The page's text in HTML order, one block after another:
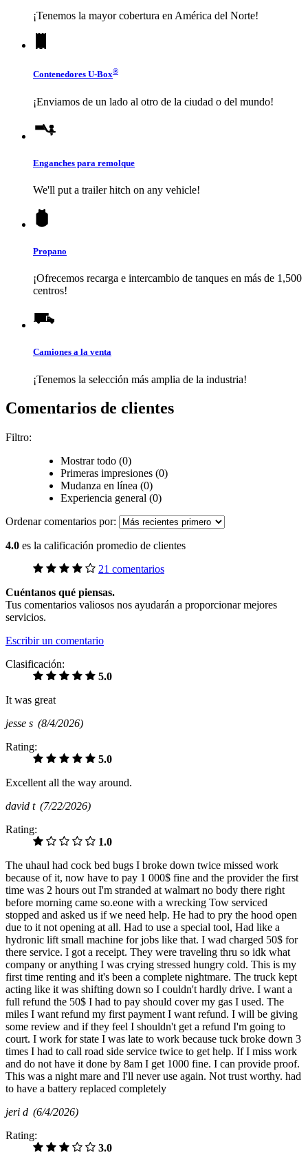
¡Tenemos la mayor cobertura en América del Norte!
Contenedores U-Box®
¡Enviamos de un lado al otro de la ciudad o del mundo!
Enganches para remolque
We'll put a trailer hitch on any vehicle!
Propano
¡Ofrecemos recarga e intercambio de tanques en más de 1,500
centros!
Camiones a la venta
¡Tenemos la selección más amplia de la industria!
Comentarios de clientes
Filtro:
Mostrar todo (0)
Primeras impresiones (0)
Mudanza en línea (0)
Experiencia general (0)
Ordenar comentarios por:
4.0 es la calificación promedio de clientes
21 comentarios
Cuéntanos qué piensas.
Tus comentarios valiosos nos ayudarán a proporcionar mejores
servicios.
Escribir un comentario
Clasificación:
5.0
It was great
jesse s (8/4/2026)
Rating:
5.0
Excellent all the way around.
david t (7/22/2026)
Rating:
1.0
The uhaul had cock bed bugs I broke down twice missed work
because of it, now have to pay 1 000$ fine and the provider the first
time was 2 hours out I'm stranded at walmart no body there right
before morning came so.eone with a wrecking Tow serviced
stopped and asked us if we need help. He had to pry the hood open
due to it not opening at all. Had to use a special tool, Had like a
hydronic lift small machine for jobs like that. I wad charged 50$ for
there service. I got a receipt. They were traveling thru so idk what
company or anything I was crying stressed hungry cold. This is my
first time renting and it's been a complete nightmare. The truck kept
acting like it was shifting down so I couldn't hardly drive. I want a
full refund the 50$ I had to pay should cover my gas I used. The
miles I want refund my first payment I want refund. I will be giving
some review and if they feel I shouldn't get a refund I'm going to
court. I work for state I was late to work because tuck broke down 3
times I had to call road side service twice to get help. If I miss work
and do not have it done by 8am I get 1000 fine. I can provide proof.
This was a night mare and I'll never use again. Not trust worthy. had
to have a battery replaced completely
jeri d (6/4/2026)
Rating:
3.0